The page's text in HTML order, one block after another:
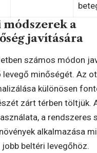
a
javítására
számos módon
levegő minőségét. Az
különösen
zárt térben töltjük.
a rendszeres
alkalmazása
beltéri levegőhöz.